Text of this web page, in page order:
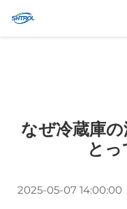
製品
なぜ冷蔵庫
と
2025-05-07 14:00:00